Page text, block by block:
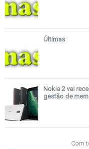
Últimas
Nokia 2 vai
gestão de
Com